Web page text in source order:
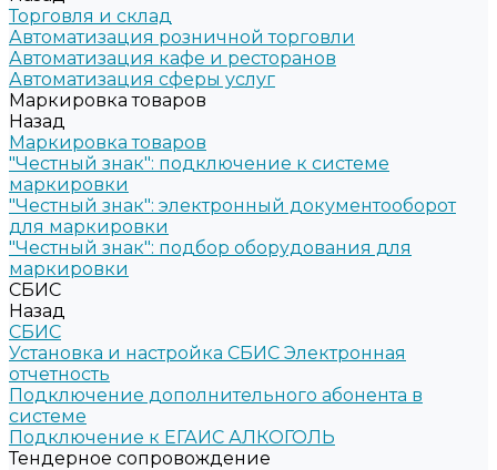
Торговля и склад
Автоматизация розничной торговли
Автоматизация кафе и ресторанов
Автоматизация сферы услуг
Маркировка товаров
Назад
Маркировка товаров
"Честный знак": подключение к системе
маркировки
"Честный знак": электронный документооборот
для маркировки
"Честный знак": подбор оборудования для
маркировки
СБИС
Назад
СБИС
Установка и настройка СБИС Электронная
отчетность
Подключение дополнительного абонента в
системе
Подключение к ЕГАИС АЛКОГОЛЬ
Тендерное сопровождение